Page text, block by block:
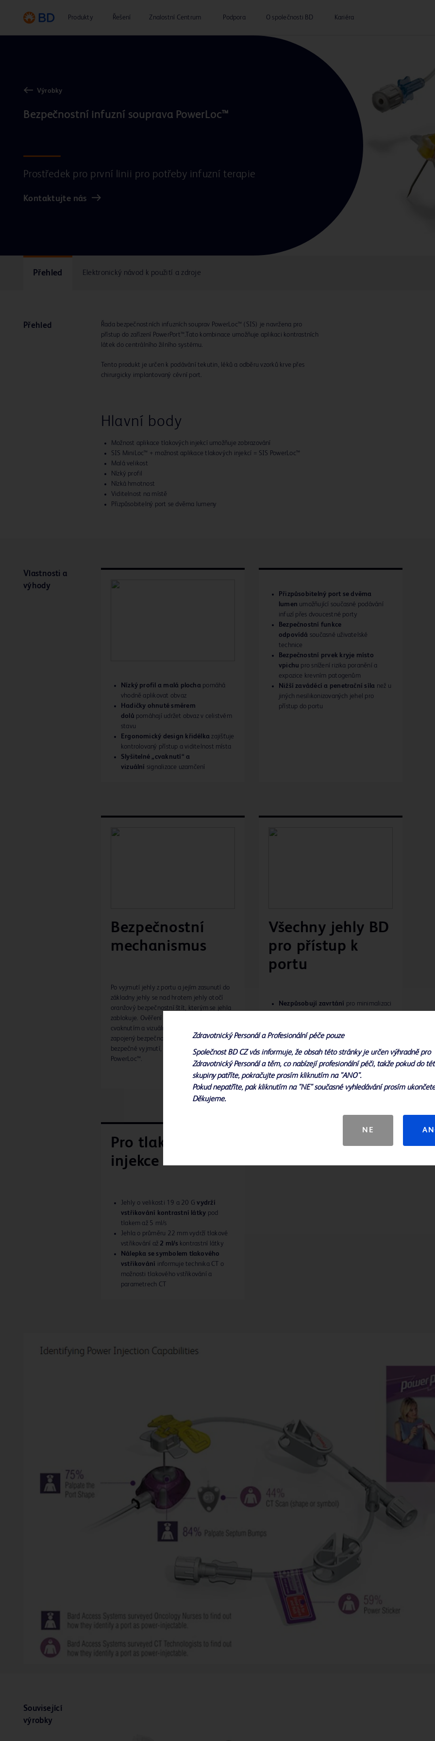
Produkty Řešení Znalostní Centrum Podpora O společnosti BD Kariéra
Výrobky
Bezpečnostní infuzní souprava PowerLoc™
Prostředek pro první linii pro potřeby infuzní terapie
Kontaktujte nás
Přehled Elektronický návod k použití a zdroje
Přehled
Řada bezpečnostních infuzních souprav PowerLoc™ (SIS) je navržena pro
přístup do zařízení PowerPort™.Tato kombinace umožňuje aplikaci kontrastních
látek do centrálního žilního systému.
Tento produkt je určen k podávání tekutin, léků a odběru vzorků krve přes
chirurgicky implantovaný cévní port.
Hlavní body
Možnost aplikace tlakových injekcí umožňuje zobrazování
SIS MiniLoc™ + možnost aplikace tlakových injekcí = SIS PowerLoc™
Malá velikost
Nízký profil
Nízká hmotnost
Viditelnost na místě
Přizpůsobitelný port se dvěma lumeny
Vlastnosti a
výhody
Nízký profil a malá plocha pomáhá
vhodně aplikovat obvaz
Hadičky ohnuté směrem
dolů pomáhají udržet obvaz v celistvém
stavu
Ergonomický design křidélka zajišťuje
kontrolovaný přístup a viditelnost místa
Slyšitelné „cvaknutí“ a
vizuální signalizace uzamčení
Přizpůsobitelný port se dvěma
lumen umožňující současné podávání
infuzí přes dvoucestné porty
Bezpečnostní funkce
odpovídá současné uživatelské
technice
Bezpečnostní prvek kryje místo
vpichu pro snížení rizika poranění a
expozice krevním patogenům
Nižší zaváděcí a penetrační síla než u
jiných nesilikonizovaných jehel pro
přístup do portu
Bezpečnostní
mechanismus
Po vyjmutí jehly z portu a jejím zasunutí do
základny jehly se nad hrotem jehly otočí
oranžový bezpečnostní štít, kterým se jehla
zablokuje. Ověření hmatem, slyšitelným
cvaknutím a vizuálním potvrzením, že je
zapojený bezpečnostní mechanismus pro
bezpečné vyjmutí, přepravu a likvidaci jehly
PowerLoc™.
Všechny jehly BD
pro přístup k
portu
Nezpůsobují zavrtání pro minimalizaci
tvaru „Y“pro sekundární přístup
rozměrech
Pro tlakové
injekce
Jehly o velikosti 19 a 20 Gvydrží
vstřikování kontrastní látky pod
tlakem až 5 ml/s
Jehla o průměru 22 mm vydrží tlakové
vstřikování až 2 ml/s kontrastní látky
Nálepka se symbolem tlakového
vstřikování informuje technika CT o
možnosti tlakového vstřikování a
parametrech CT
Související
výrobky
Zdravotnický Personál a Profesionální péče pouze
Společnost BD CZ vás informuje, že obsah této stránky je určen výhradně pro
Zdravotnický Personál a těm, co nabízejí profesionální péči, takže pokud do
skupiny patříte, pokračujte prosím kliknutím na "ANO".
Pokud nepatříte, pak kliknutím na "NE" současné vyhledávání prosím
Děkujeme.
NE